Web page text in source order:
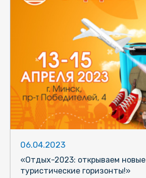
06.04.2023
«Отдых-2023: открываем новые
туристические горизонты!»